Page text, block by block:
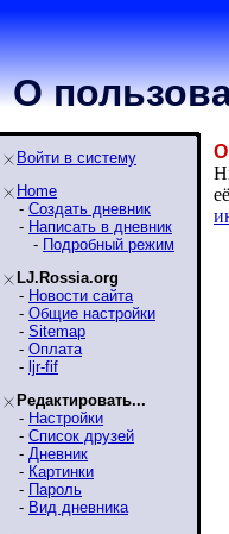
О
Войти в систему
Home
- Создать дневник
- Написать в дневник
- Подробный режим
LJ.Rossia.org
- Новости сайта
- Общие настройки
- Sitemap
- Оплата
- ljr-fif
Редактировать...
- Настройки
- Список друзей
- Дневник
- Картинки
- Пароль
- Вид дневника
О